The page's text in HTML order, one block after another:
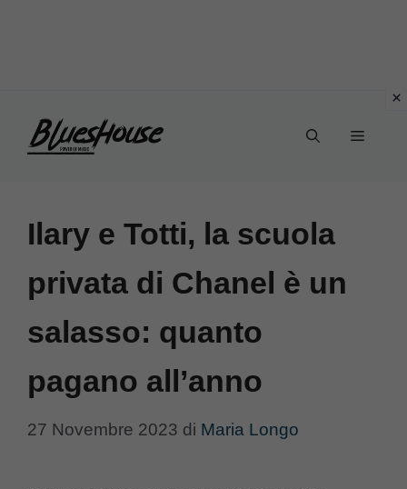
Menu
Ilary e Totti, la scuola
privata di Chanel è un
salasso: quanto
pagano all’anno
27 Novembre 2023 di Maria Longo